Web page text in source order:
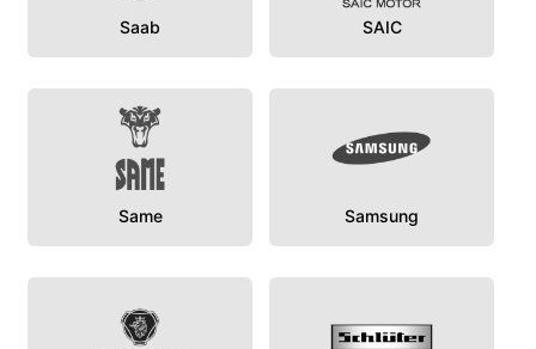
Saab SAIC
Same Samsung